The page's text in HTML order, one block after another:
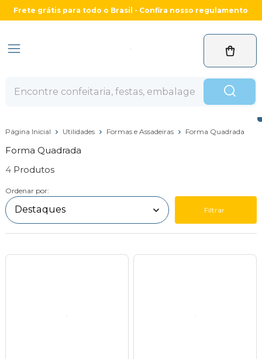
Frete grátis para todo o Brasil - Confira nosso regulamento
Página Inicial Utilidades Formas e Assadeiras Forma Quadrada
Forma Quadrada
4
Ordenar por:
Filtrar